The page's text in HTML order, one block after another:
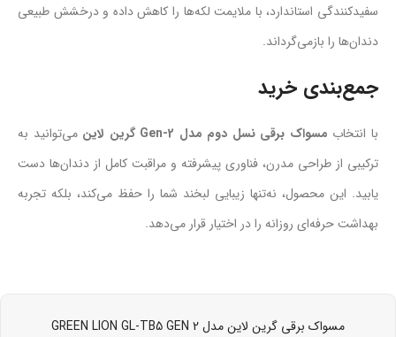
سفیدکنندگی استاندارد، با ملایمت لکه‌ها را کاهش داده و درخشش طبیعی
دندان‌ها را بازمی‌گرداند.
جمع‌بندی خرید
با انتخاب مسواک برقی نسل دوم مدل Gen-2 گرین لاین
می‌توانید به
ترکیبی از طراحی مدرن، فناوری پیشرفته و مراقبت کامل از دندان‌ها دست
یابید. این محصول، نه‌تنها زیبایی لبخند شما را حفظ می‌کند، بلکه تجربه
بهداشت حرفه‌ای روزانه را در اختیار قرار می‌دهد.
مسواک برقی گرین لاین مدل GREEN LION GL-TB5 GEN 2